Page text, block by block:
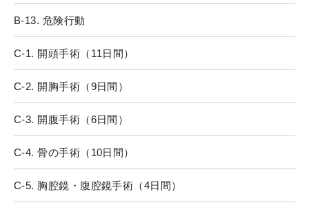
B-13. 危険行動
C-1. 開頭手術（11日間）
C-2. 開胸手術（9日間）
C-3. 開腹手術（6日間）
C-4. 骨の手術（10日間）
C-5. 胸腔鏡・腹腔鏡手術（4日間）